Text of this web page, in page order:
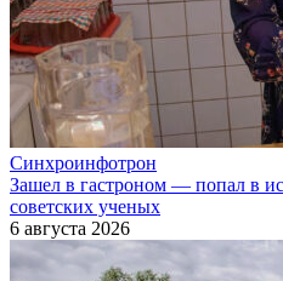
Синхроинфотрон
Зашел в гастроном — попал в
советских ученых
6 августа 2026